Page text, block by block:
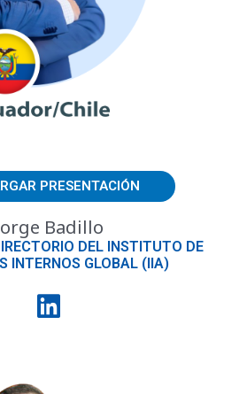
PRESENTACIÓN
BadilloDEL INSTITUTO DE
INTERNOS GLOBAL (IIA)